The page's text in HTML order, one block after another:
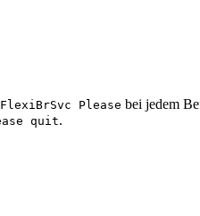
FlexiBrSvc Please bei jedem
quit.